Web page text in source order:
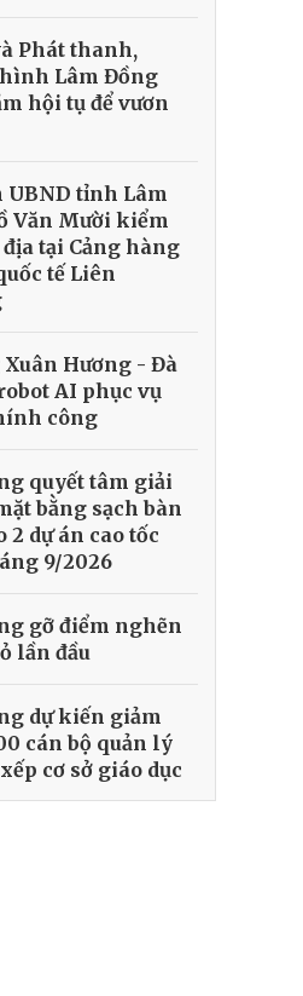
Phát thanh,
Lâm Đồng
hội tụ để vươn
UBND tỉnh Lâm
Văn Mười kiểm
tại Cảng hàng
tế Liên
Xuân Hương - Đà
AI phục vụ
công
quyết tâm giải
bằng sạch bàn
2 dự án cao tốc
9/2026
gỡ điểm nghẽn
lần đầu
dự kiến giảm
cán bộ quản lý
cơ sở giáo dục